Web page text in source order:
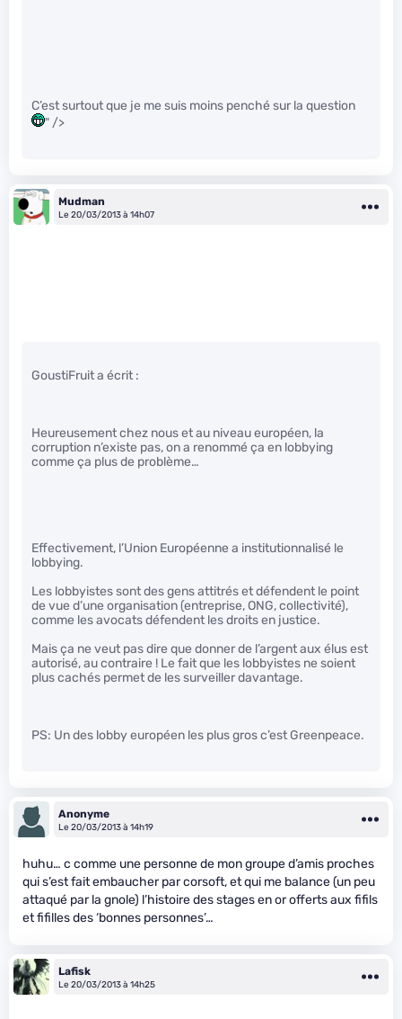
C’est surtout que je me suis moins penché sur la question
" />
Mudman
Le 20/03/2013 à 14h07
GoustiFruit a écrit :
Heureusement chez nous et au niveau européen, la
corruption n’existe pas, on a renommé ça en lobbying
comme ça plus de problème…
Effectivement, l’Union Européenne a institutionnalisé le
lobbying.
Les lobbyistes sont des gens attitrés et défendent le point
de vue d’une organisation (entreprise, ONG, collectivité),
comme les avocats défendent les droits en justice.
Mais ça ne veut pas dire que donner de l’argent aux élus est
autorisé, au contraire ! Le fait que les lobbyistes ne soient
plus cachés permet de les surveiller davantage.
PS: Un des lobby européen les plus gros c’est Greenpeace.
Anonyme
Le 20/03/2013 à 14h19
huhu… c comme une personne de mon groupe d’amis proches
qui s’est fait embaucher par corsoft, et qui me balance (un peu
attaqué par la gnole) l’histoire des stages en or offerts aux fifils
et fifilles des ‘bonnes personnes’…
Lafisk
Le 20/03/2013 à 14h25